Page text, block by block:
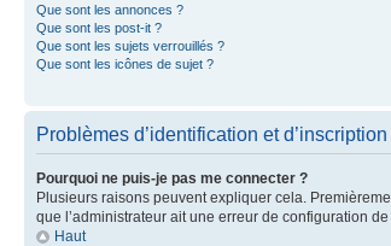
Que sont les annonces ?
Que sont les post-it ?
Que sont les sujets verrouillés ?
Que sont les icônes de sujet ?
Problèmes d’identification et d’inscription
Pourquoi ne puis-je pas me connecter ?
Plusieurs raisons peuvent expliquer cela.
que l’administrateur ait une erreur de configuration
Haut